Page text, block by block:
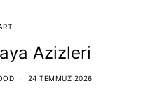
Azizleri
24 TEMMUZ 2026